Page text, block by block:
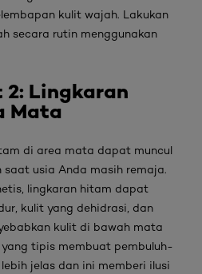
kulit wajah. Lakukan
secara rutin menggunakan
2: Lingkaran
Mata
di area mata dapat muncul
saat usia Anda masih remaja.
lingkaran hitam dapat
kulit yang dehidrasi, dan
kulit di bawah mata
tipis membuat pembuluh-
jelas dan ini memberi ilusi